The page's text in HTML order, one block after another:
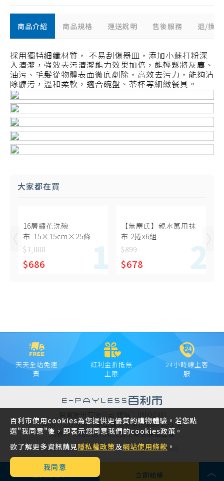
商品介紹 商品規格 運送說明 售後服務 退/換
採用獨特細纖材質， 不易刮傷器皿，添加小蘇打粉深
入清潔，強效去污清潔能力效果加倍，能輕鬆將灰塵、
油污、毛髮從物體表面徹底剷除，高效去污力，能夠清
除髒污，溫和柔軟，適合碗盤、茶杯等細緻餐具。
大家都在買
16層繡花洗碗
布-15×15cm×25條
$1,000
$686
【無塵氏】親水萬用抹
布 2捲x6組
$899
$678
立即結帳
天天全站免運
費
紅利金折抵無
上限
24小時線上客
服
聲寶股份有限公司 統編：03607500
地址：333 桃園市龜山區大華里頂湖路 26-3 號
代表人：財團法人陳茂榜工商發展基金會
Copyright © 2021 SAMPO INC. All rights reserved.
百利市使用cookies為您提供更優質的購物體驗。若您點
選"我同意"後，即表示您同意我們的cookies政策。
欲了解更多資訊請見隱私權政策及網站使用條款 。
我同意